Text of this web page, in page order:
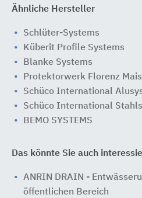
Ähnliche Hersteller
Schlüter-Systems
Küberit Profile Systems
Blanke Systems
Protektorwerk Florenz
Schüco International
Schüco International
BEMO SYSTEMS
Das könnte Sie auch
ANRIN DRAIN -
öffentlichen Bereich